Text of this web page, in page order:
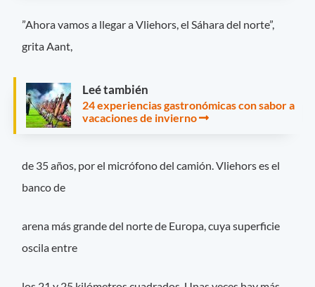
”Ahora vamos a llegar a Vliehors, el Sáhara del norte”,
grita Aant,
Leé también
24 experiencias gastronómicas con sabor a
vacaciones de invierno
de 35 años, por el micrófono del camión. Vliehors es el
banco de
arena más grande del norte de Europa, cuya superficie
oscila entre